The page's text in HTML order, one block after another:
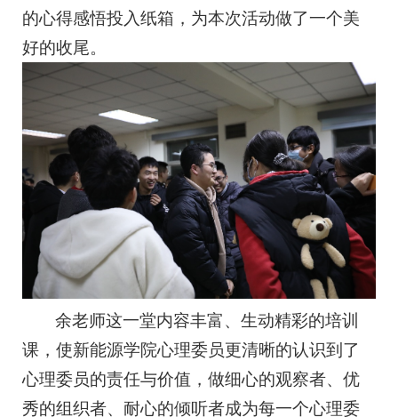
的心得感悟投入纸箱，为本次活动做了一个美
好的收尾。
余老师这一堂内容丰富、生动精彩的培训
课，使新能源学院心理委员更清晰的认识到了
心理委员的责任与价值，做细心的观察者、优
秀的组织者、耐心的倾听者成为每一个心理委